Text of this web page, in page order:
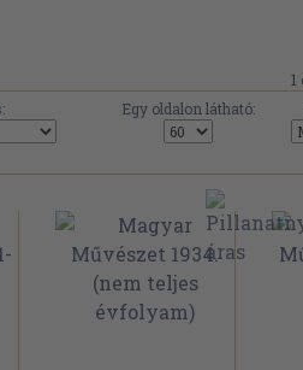
1
Egy oldalon látható: